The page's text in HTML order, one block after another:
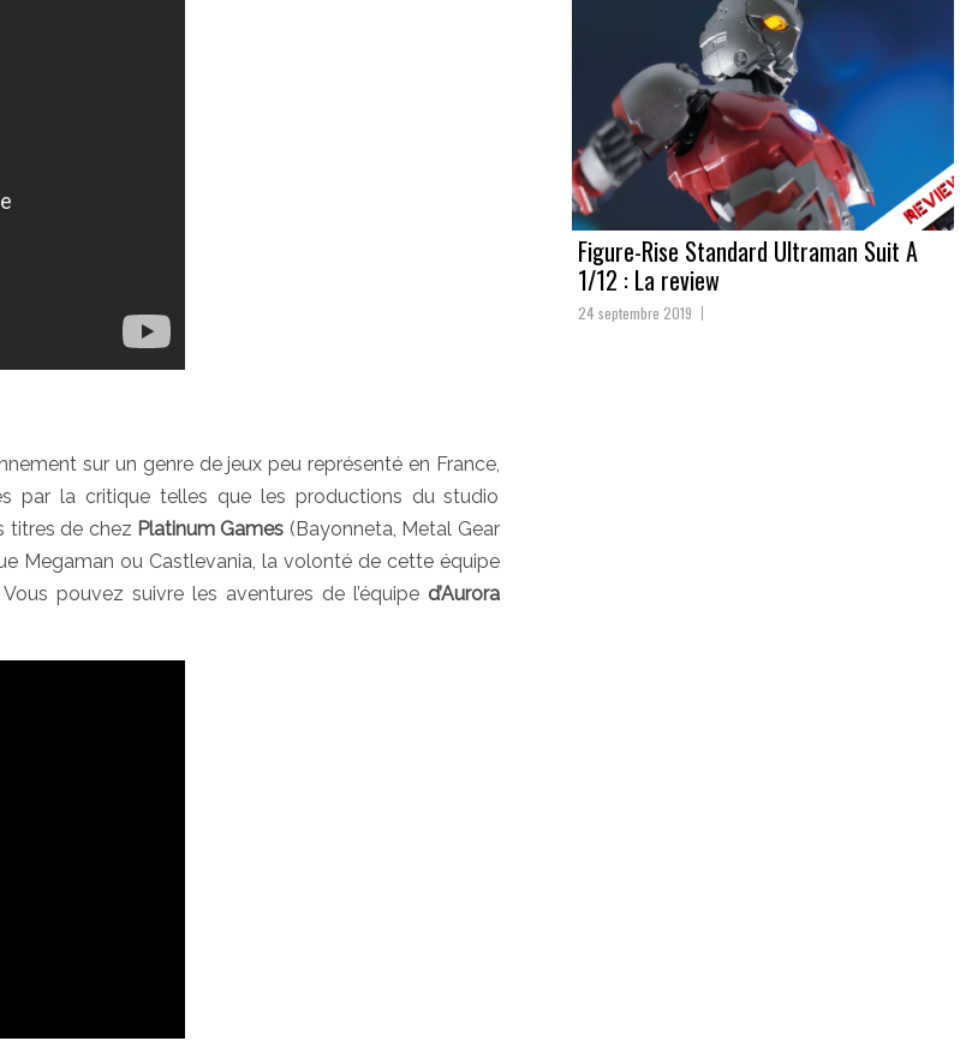
sur un genre de jeux peu représenté en France,
par la critique telles que les productions du studio
titres de chez Platinum Games (Bayonneta, Metal Gear
Megaman ou Castlevania, la volonté de cette équipe
pouvez suivre les aventures de l’équipe d’Aurora
Figure-Rise Standard Ultraman Suit A
1/12 : La review
24 septembre 2019